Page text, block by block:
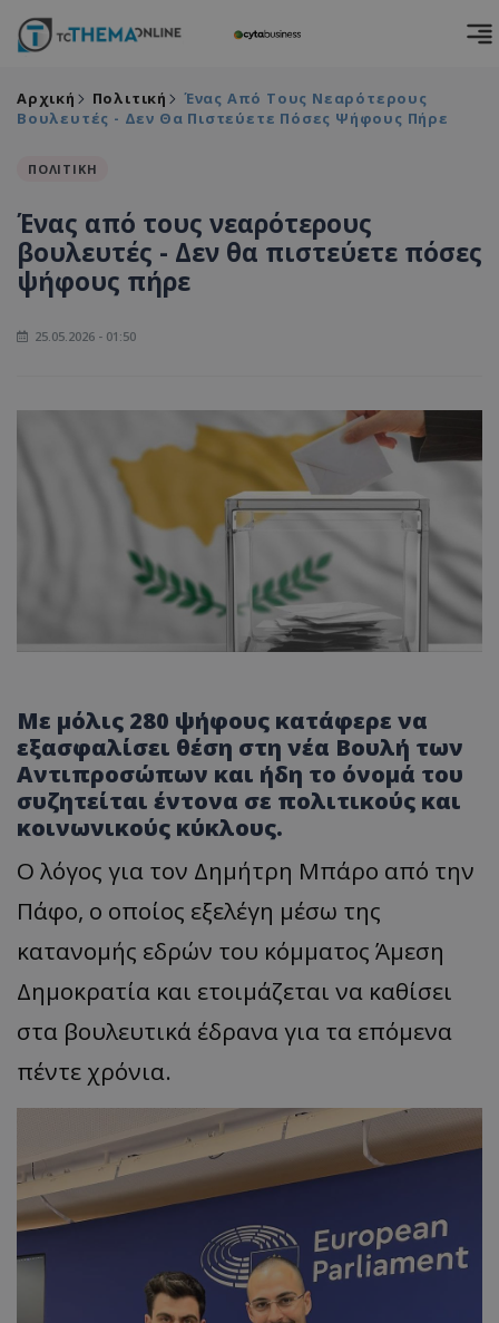
Αρχική Πολιτική
Ένας Από Τους Νεαρότερους
Βουλευτές - Δεν Θα Πιστεύετε Πόσες Ψήφους Πήρε
ΠΟΛΙΤΙΚΗ
Ένας από τους νεαρότερους
βουλευτές - Δεν θα πιστεύετε πόσες
ψήφους πήρε
25.05.2026 - 01:50
Με μόλις 280 ψήφους κατάφερε να
εξασφαλίσει θέση στη νέα Βουλή των
Αντιπροσώπων και ήδη το όνομά του
συζητείται έντονα σε πολιτικούς και
κοινωνικούς κύκλους.
Ο λόγος για τον Δημήτρη Μπάρο από την
Πάφο, ο οποίος εξελέγη μέσω της
κατανομής εδρών του κόμματος Άμεση
Δημοκρατία και ετοιμάζεται να καθίσει
στα βουλευτικά έδρανα για τα επόμενα
πέντε χρόνια.